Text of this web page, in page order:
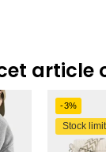
article
-3%
Stock